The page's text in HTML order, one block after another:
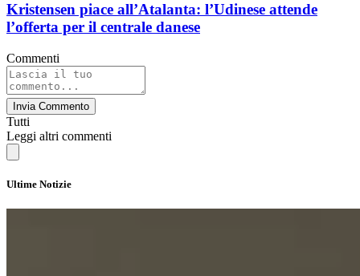
Kristensen piace all’Atalanta: l’Udinese attende
l’offerta per il centrale danese
Commenti
Invia Commento
Tutti
Leggi altri commenti
Ultime Notizie